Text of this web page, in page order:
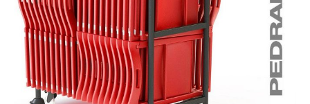
gallery